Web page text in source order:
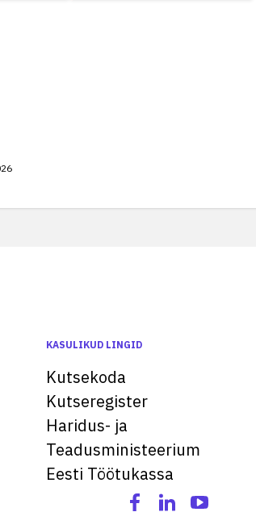
KASULIKUD LINGID
Kutsekoda
Kutseregister
Haridus- ja
Teadusministeerium
Eesti Töötukassa